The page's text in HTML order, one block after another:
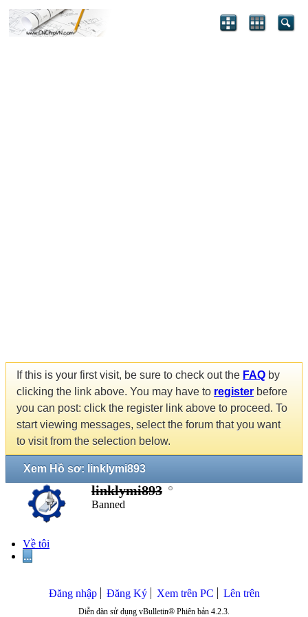
If this is your first visit, be sure to check out the FAQ by
clicking the link above. You may have to register before
you can post: click the register link above to proceed. To
start viewing messages, select the forum that you want
to visit from the selection below.
Xem Hồ sơ: linklymi893
linklymi893
Banned
Về tôi
...
Đăng nhập Đăng Ký Xem trên PC Lên trên
Diễn đàn sử dụng vBulletin® Phiên bản 4.2.3.